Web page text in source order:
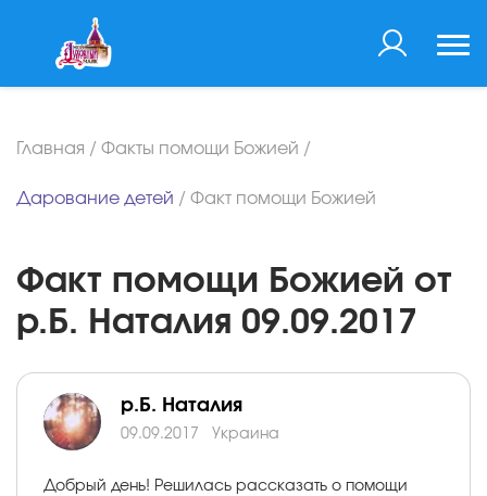
Главная / Факты помощи Божией /
Дарование детей / Факт помощи Божией
Факт помощи Божией от
р.Б. Наталия 09.09.2017
р.Б. Наталия
09.09.2017 Украина
Добрый день! Решилась рассказать о помощи